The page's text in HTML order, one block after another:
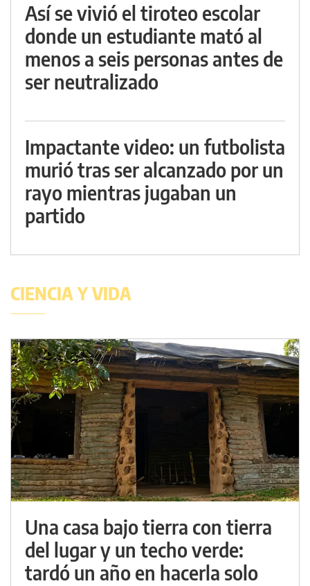
Así se vivió el tiroteo escolar
donde un estudiante mató al
menos a seis personas antes de
ser neutralizado
Impactante video: un futbolista
murió tras ser alcanzado por un
rayo mientras jugaban un
partido
CIENCIA Y VIDA
Una casa bajo tierra con tierra
del lugar y un techo verde:
tardó un año en hacerla solo